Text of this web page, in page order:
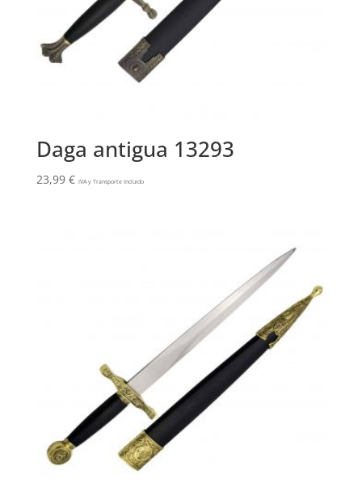
Daga antigua 13293
23,99 € IVA y Transporte Incluido